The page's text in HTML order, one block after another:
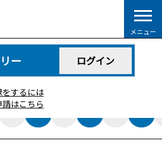
メニュー
ー ログイン
するには
はこちら